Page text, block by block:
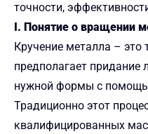
точности,
I. Понятие о вращении
Кручение металла – это
предполагает придание
нужной формы с
Традиционно этот
квалифицированных